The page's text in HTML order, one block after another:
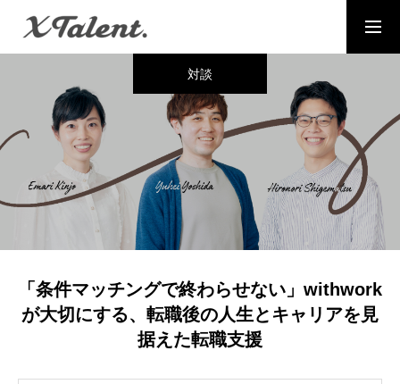
お問い合わせ
MESSAGE
代表メッセージ
PRESIDENT
Service
サービス紹介
対談
「条件マッチングで終わらせない」withwork
が大切にする、転職後の人生とキャリアを見
据えた転職支援